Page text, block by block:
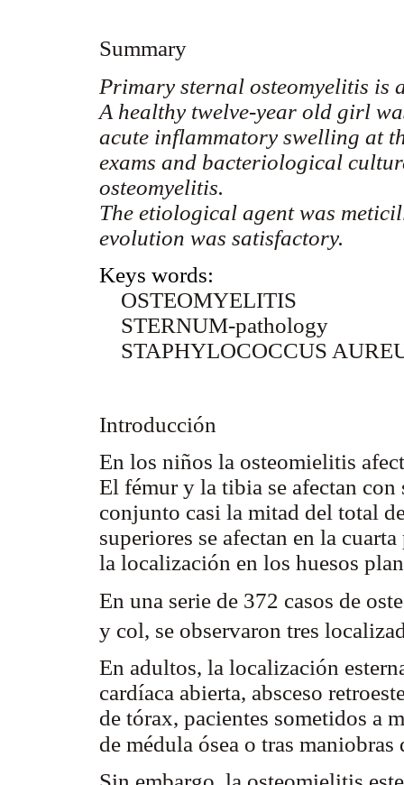
Summary
Primary sternal osteomyelitis is
A healthy twelve-year old girl
acute inflammatory swelling at
exams and bacteriological
osteomyelitis.
The etiological agent was
evolution was satisfactory.
Keys words:
OSTEOMYELITIS
STERNUM-pathology
STAPHYLOCOCCUS
Introducción
En los niños la osteomielitis
El fémur y la tibia se afectan
conjunto casi la mitad del total
superiores se afectan en la
la localización en los huesos
En una serie de 372 casos de
y col, se observaron tres
En adultos, la localización
cardíaca abierta, absceso
de tórax, pacientes sometidos a
de médula ósea o tras